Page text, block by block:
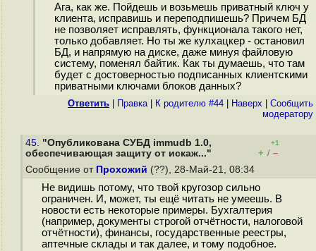
Ага, как же. Пойдешь и возьмешь приватный ключ у
клиента, исправишь и переподпишешь? Причем БД
не позволяет исправлять, функционала такого нет,
только добавляет. Но ты же кулхацкер - остановил
БД, и напрямую на диске, даже минуя файловую
систему, поменял байтик. Как ты думаешь, что там
будет с достоверностью подписанных клиентскими
приватными ключами блоков данных?
Ответить Правка| К родителю #44 Наверх
Cообщить
модератору
45. "Опубликована СУБД immudb 1.0,
обеспечивающая защиту от искаж..."
+1
+ / –
Сообщение от Прохожий (??), 28-Май-21, 08:34
Не видишь потому, что твой кругозор сильно
ограничен. И, может, ты ещё читать не умеешь. В
новости есть некоторые примеры. Бухгалтерия
(например, документы строгой отчётности, налоговой
отчётности), финансы, государственные реестры,
аптечные склады и так далее, и тому подобное.